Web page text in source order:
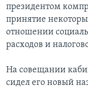
президентом
принятие
отношении
расходов и
На совещании
сидел его новый